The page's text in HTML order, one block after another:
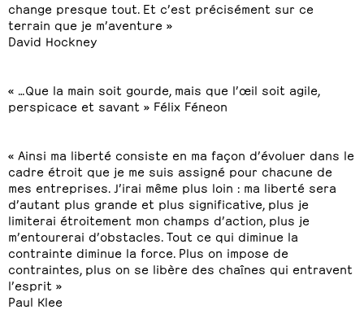
change presque tout. Et c’est précisément sur ce
terrain que je m’aventure »
David Hockney
« …Que la main soit gourde, mais que l’œil soit agile,
perspicace et savant » Félix Féneon
« Ainsi ma liberté consiste en ma façon d’évoluer dans le
cadre étroit que je me suis assigné pour chacune de
mes entreprises. J’irai même plus loin : ma liberté sera
d’autant plus grande et plus significative, plus je
limiterai étroitement mon champs d’action, plus je
m’entourerai d’obstacles. Tout ce qui diminue la
contrainte diminue la force. Plus on impose de
contraintes, plus on se libère des chaînes qui entravent
l’esprit »
Paul Klee